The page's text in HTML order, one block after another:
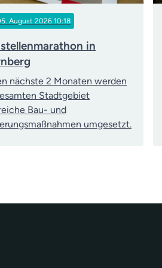
. August 2026 10:18
in
nächste 2 Monaten werden
Stadtgebiet
Bau- und
umgesetzt.